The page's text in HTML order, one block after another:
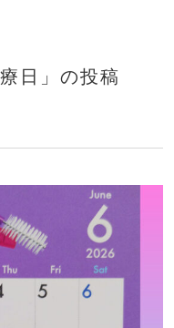
日」の投稿